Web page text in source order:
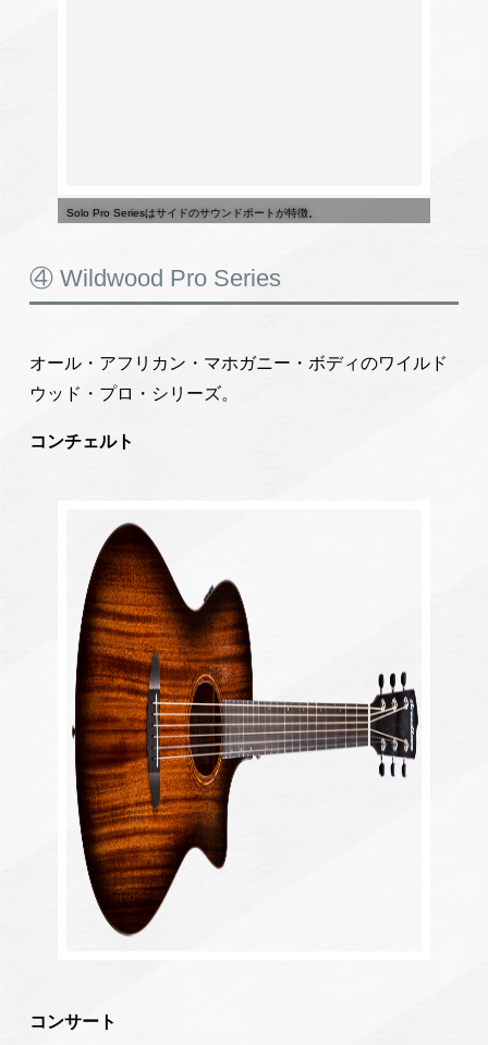
Solo Pro Seriesはサイドのサウンドポートが特徴。
④ Wildwood Pro Series
オール・アフリカン・マホガニー・ボディのワイルド
ウッド・プロ・シリーズ。
コンチェルト
コンサート